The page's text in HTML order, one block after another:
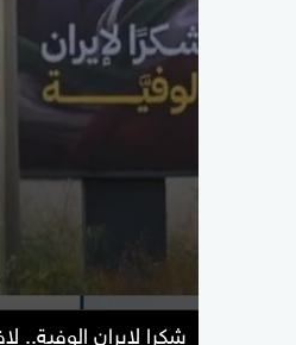
شكرا لإيران الوفية..